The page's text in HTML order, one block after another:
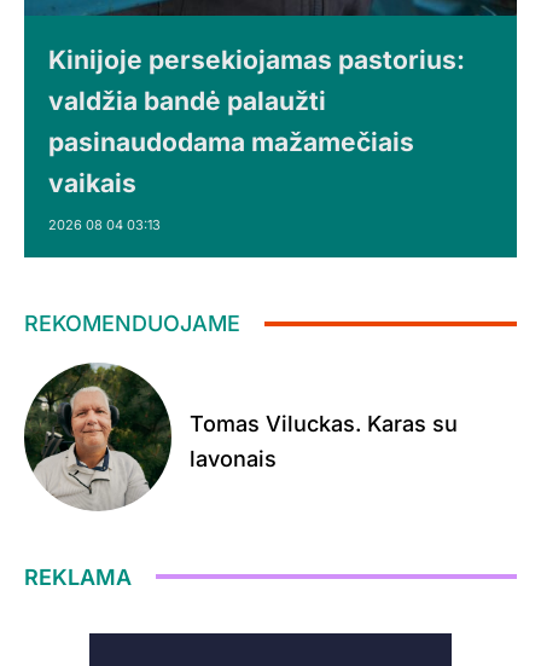
Kinijoje persekiojamas pastorius:
valdžia bandė palaužti
pasinaudodama mažamečiais
vaikais
2026 08 04 03:13
REKOMENDUOJAME
Tomas Viluckas. Karas su
lavonais
REKLAMA